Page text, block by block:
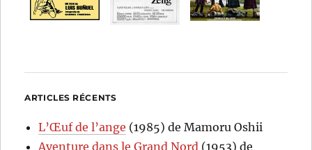
ARTICLES RÉCENTS
L’Œuf de l’ange (1985) de Mamoru Oshii
Aventure dans le Grand Nord (1953) de